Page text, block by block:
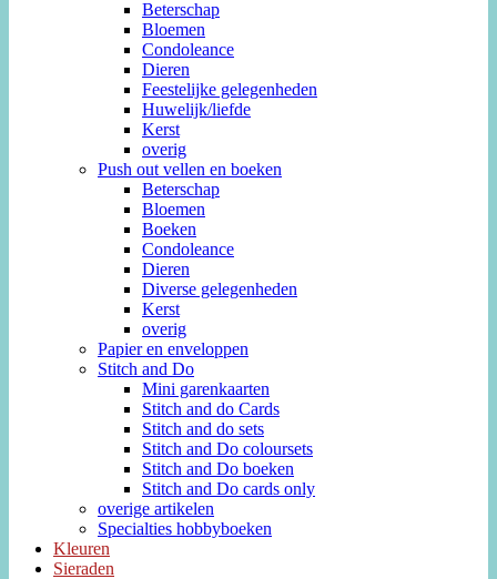
Beterschap
Bloemen
Condoleance
Dieren
Feestelijke gelegenheden
Huwelijk/liefde
Kerst
overig
Push out vellen en boeken
Beterschap
Bloemen
Boeken
Condoleance
Dieren
Diverse gelegenheden
Kerst
overig
Papier en enveloppen
Stitch and Do
Mini garenkaarten
Stitch and do Cards
Stitch and do sets
Stitch and Do coloursets
Stitch and Do boeken
Stitch and Do cards only
overige artikelen
Specialties hobbyboeken
Kleuren
Sieraden